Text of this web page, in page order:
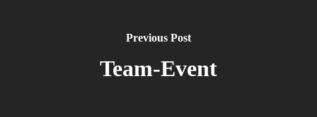
Previous Post
Team-Event